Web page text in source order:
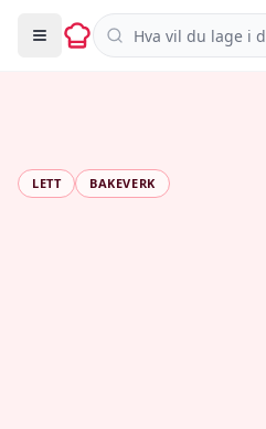
Søk i oppskrifter
LETT BAKEVERK